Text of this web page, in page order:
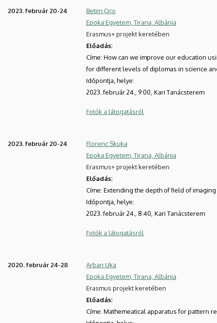
2023. február 20-24
Betim Çiço
Epoka Egyetem, Tirana, Albánia
Erasmus+ projekt keretében
Előadás:
Címe: How can we improve our education
for different levels of diplomas in science
Időpontja, helye:
2023. február 24., 9:00, Kari Tanácsterem
Fotók a látogatásról
2023. február 20-24
Florenc Skuka
Epoka Egyetem, Tirana, Albánia
Erasmus+ projekt keretében
Előadás:
Címe: Extending the depth of field of
Időpontja, helye:
2023. február 24., 8:40, Kari Tanácsterem
Fotók a látogatásról
2020. február 24-28
Arban Uka
Epoka Egyetem, Tirana, Albánia
Erasmus projekt keretében
Előadás:
Címe: Mathemeatical apparatus for pattern